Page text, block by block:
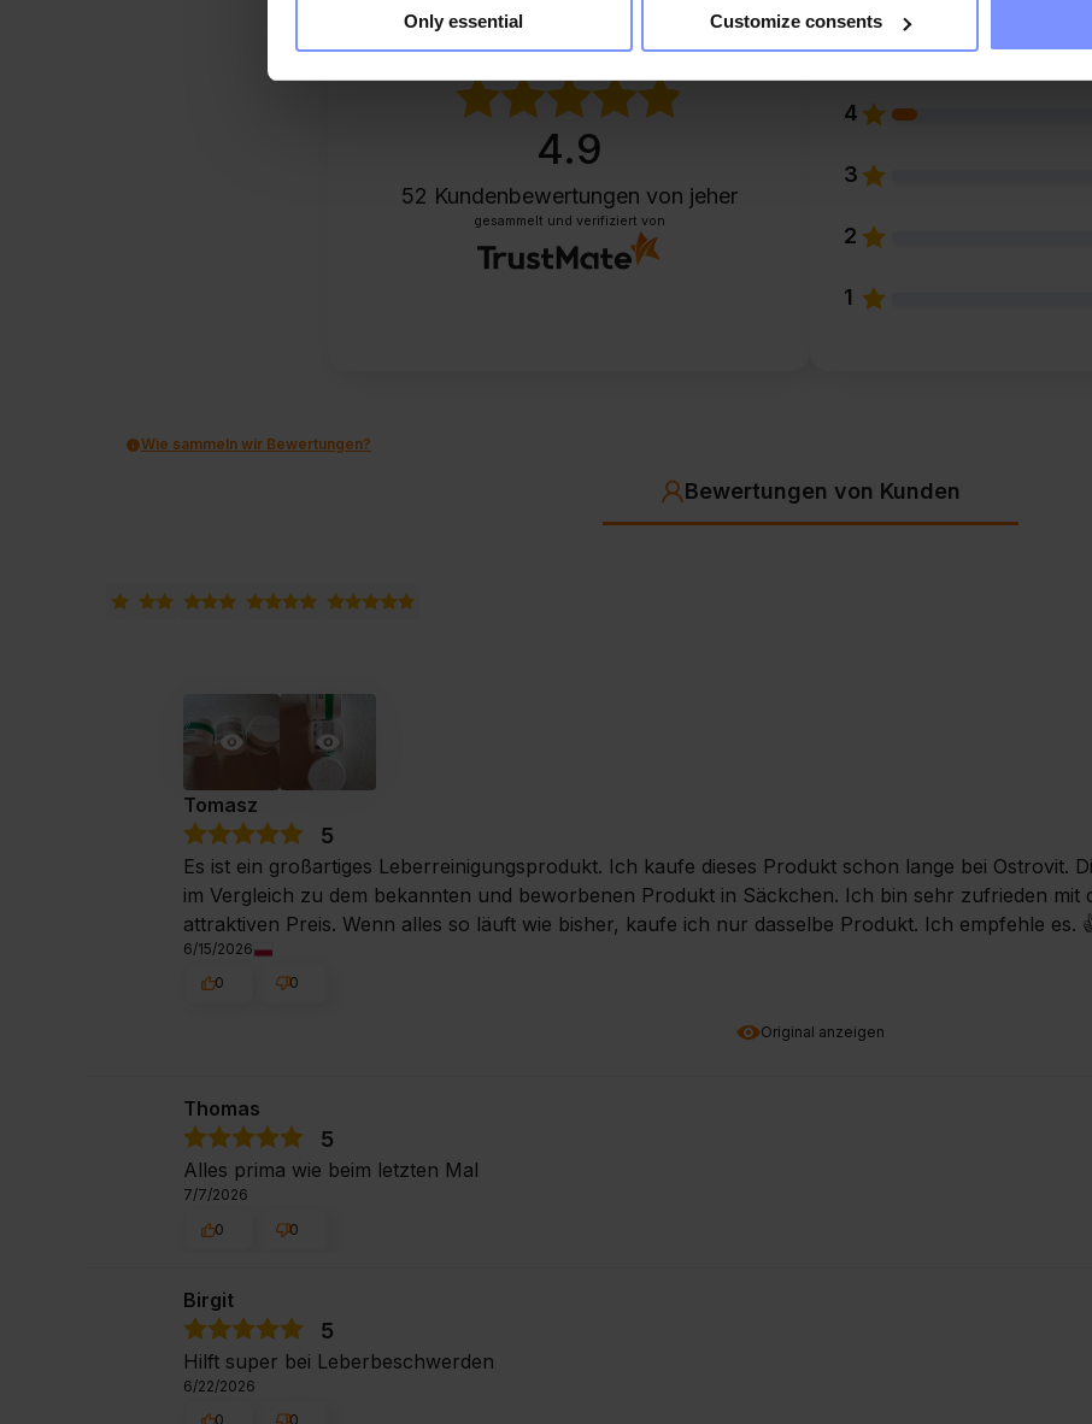
Only essential Customize consents
4.9
52 Kundenbewertungen von jeher
gesammelt und verifiziert von
5
4
3
2
1
Wie sammeln wir Bewertungen?
Bewertungen von Kunden
Original anzeigen
Tomasz
5
Es ist ein großartiges Leberreinigungsprodukt. Ich kaufe dieses Produkt schon lange bei Ostrovit.
im Vergleich zu dem bekannten und beworbenen Produkt in Säckchen. Ich bin sehr zufrieden mit
attraktiven Preis. Wenn alles so läuft wie bisher, kaufe ich nur dasselbe Produkt. Ich empfehle es.
6/15/2026
0
0
Thomas
5
Alles prima wie beim letzten Mal
7/7/2026
0
0
Birgit
5
Hilft super bei Leberbeschwerden
6/22/2026
0
0